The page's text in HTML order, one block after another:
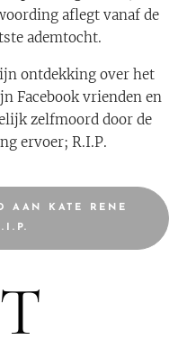
aflegt vanaf de
ademtocht.
ontdekking over het
Facebook vrienden en
zelfmoord door de
ervoer; R.I.P.
AAN KATE RENE